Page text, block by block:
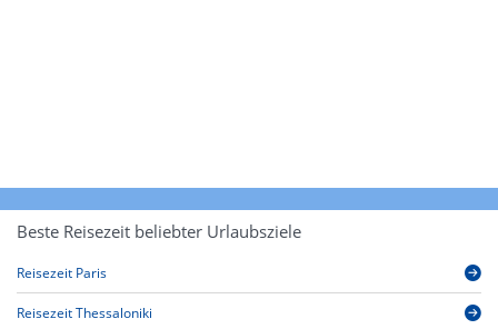
Beste Reisezeit beliebter Urlaubsziele
Reisezeit Paris
Reisezeit Thessaloniki